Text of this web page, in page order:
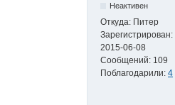
Неактивен
Откуда: Питер
Зарегистрирован:
2015-06-08
Сообщений: 109
Поблагодарили: 4